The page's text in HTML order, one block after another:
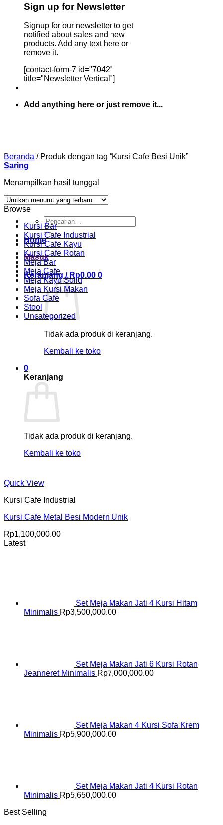
Sign up for Newsletter
Signup for our newsletter to get
notified about sales and new
products. Add any text here or
remove it.
[contact-form-7 id="7042"
title="Newsletter Vertical"]
Add anything here or just remove it...
Pencarian
untuk:
Home
Masuk
Keranjang / Rp0.00 0
Tidak ada produk di keranjang.
Kembali ke toko
0
Keranjang
Tidak ada produk di keranjang.
Kembali ke toko
Beranda /Produk dengan tag “Kursi Cafe Besi Unik”
Saring
Menampilkan hasil tunggal
Browse
Kursi Bar
Kursi Cafe Industrial
Kursi Cafe Kayu
Kursi Cafe Rotan
Meja Bar
Meja Cafe
Meja Kayu Solid
Meja Kursi Makan
Sofa Cafe
Stool
Uncategorized
Quick View
Kursi Cafe Industrial
Kursi Cafe Metal Besi Modern Unik
Rp1,100,000.00
Latest
Set Meja Makan Jati 4 Kursi Hitam
Minimalis Rp3,500,000.00
Set Meja Makan Jati 6 Kursi Rotan
Jeanneret Minimalis Rp7,000,000.00
Set Meja Makan 4 Kursi Sofa Krem
Minimalis Rp5,900,000.00
Set Meja Makan Jati 4 Kursi Rotan
Minimalis Rp5,650,000.00
Best Selling